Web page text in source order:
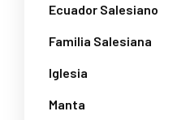
Ecuador Salesiano
Familia Salesiana
Iglesia
Manta